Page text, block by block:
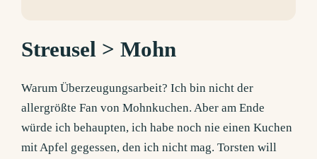
Streusel > Mohn
Warum Überzeugungsarbeit? Ich bin nicht der
allergrößte Fan von Mohnkuchen. Aber am Ende
würde ich behaupten, ich habe noch nie einen Kuchen
mit Apfel gegessen, den ich nicht mag. Torsten will